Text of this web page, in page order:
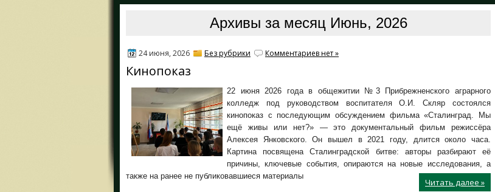
Архивы за месяц Июнь, 2026
24 июня, 2026 Без рубрики Комментариев нет »
Кинопоказ
22 июня 2026 года в общежитии №3 Прибрежненского аграрного
колледж под руководством воспитателя О.И. Скляр состоялся
кинопоказ с последующим обсуждением фильма «Сталинград. Мы
ещё живы или нет?» — это документальный фильм режиссёра
Алексея Янковского. Он вышел в 2021 году, длится около часа.
Картина посвящена Сталинградской битве: авторы разбирают её
причины, ключевые события, опираются на новые исследования, а
также на ранее не публиковавшиеся материалы
Читать далее »